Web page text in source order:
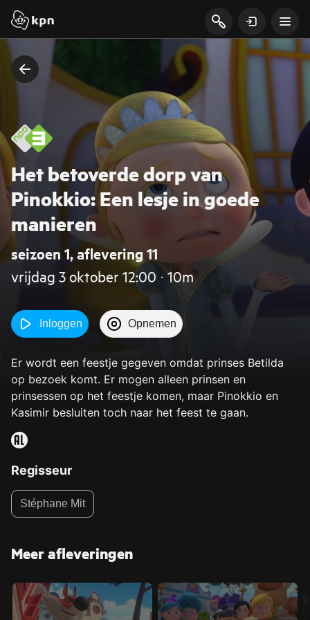
Het betoverde dorp van
Pinokkio: Een lesje in goede
manieren
seizoen 1, aflevering 11
vrijdag 3 oktober 12:00 ‧ 10m
Inloggen Opnemen
Er wordt een feestje gegeven omdat prinses Betilda
op bezoek komt. Er mogen alleen prinsen en
prinsessen op het feestje komen, maar Pinokkio en
Kasimir besluiten toch naar het feest te gaan.
Regisseur
Stéphane Mit
Meer afleveringen